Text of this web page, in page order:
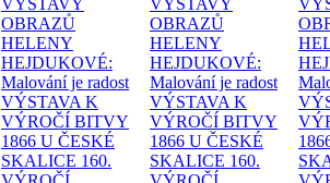
VÝSTAVY
OBRAZŮ
HELENY
HEJDUKOVÉ:
Malování je radost
VÝSTAVA K
VÝROČÍ BITVY
1866 U ČESKÉ
SKALICE 160.
VÝSTAVY
OBRAZŮ
HELENY
HEJDUKOVÉ:
Malování je radost
VÝSTAVA K
VÝROČÍ BITVY
1866 U ČESKÉ
SKALICE 160.